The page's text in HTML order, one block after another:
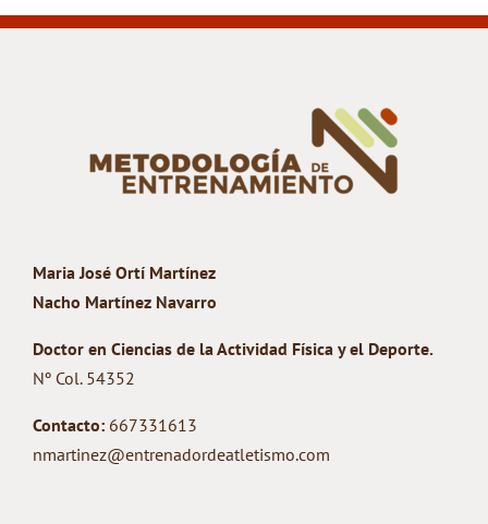
Maria José Ortí Martínez
Nacho Martínez Navarro
Doctor en Ciencias de la Actividad Física y el Deporte.
Nº Col. 54352
Contacto: 667331613
nmartinez@entrenadordeatletismo.com